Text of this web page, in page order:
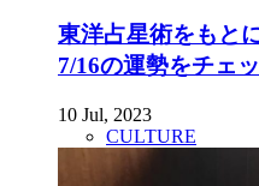
東洋占星術をもと
7/16の運勢をチェッ
10 Jul, 2023
CULTURE